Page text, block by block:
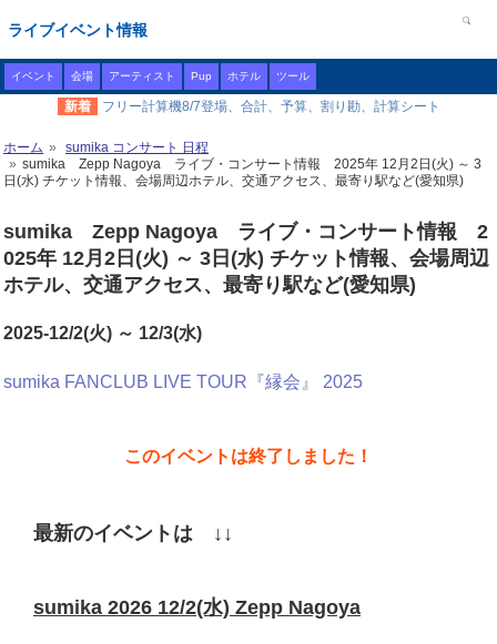
ライブイベント情報
イベント 会場 アーティスト Pup ホテル ツール
新着 フリー計算機8/7登場、合計、予算、割り勘、計算シート
ホーム
sumika コンサート 日程
sumika Zepp Nagoya ライブ・コンサート情報 2025年 12月2日(火) ～ 3
日(水) チケット情報、会場周辺ホテル、交通アクセス、最寄り駅など(愛知県)
sumika Zepp Nagoya ライブ・コンサート情報 2
025年 12月2日(火) ～ 3日(水) チケット情報、会場周辺
ホテル、交通アクセス、最寄り駅など(愛知県)
2025-12/2(火) ～ 12/3(水)
sumika FANCLUB LIVE TOUR『縁会』 2025
このイベントは終了しました！
最新のイベントは ↓↓
sumika 2026 12/2(水) Zepp Nagoya